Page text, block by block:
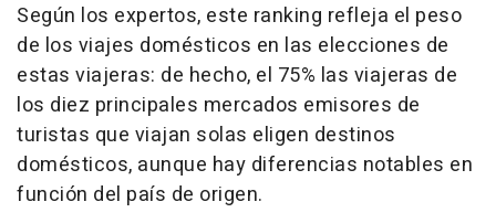
Según los expertos, este ranking refleja el peso
de los viajes domésticos en las elecciones de
estas viajeras: de hecho, el 75% las viajeras de
los diez principales mercados emisores de
turistas que viajan solas eligen destinos
domésticos, aunque hay diferencias notables en
función del país de origen.